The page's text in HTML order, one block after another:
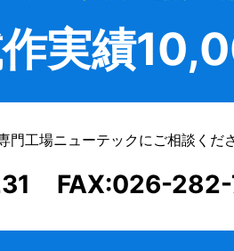
実績
工場ニューテックにご相談くださ
FAX:026-